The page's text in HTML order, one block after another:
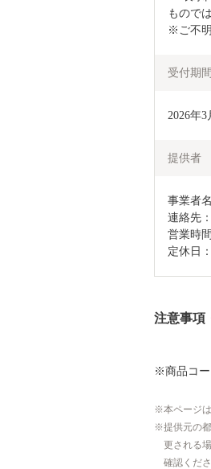
もので
※ご不
受付期間
2026年
提供者
事業者
連絡先
営業時間	9：00～17：00／
定休日
注意事項
※商品コー
本ページ
提供元の
更される
確認くださ